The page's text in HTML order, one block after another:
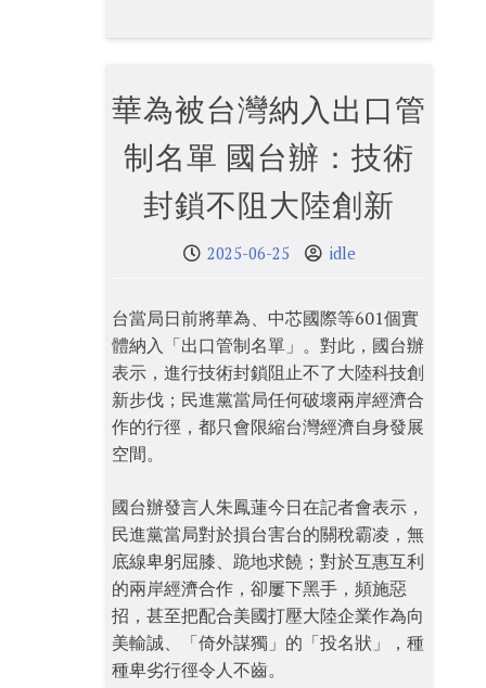
華為被台灣納入出口管
制名單 國台辦：技術
封鎖不阻大陸創新
2025-06-25 idle
台當局日前將華為、中芯國際等601個實
體納入「出口管制名單」。對此，國台辦
表示，進行技術封鎖阻止不了大陸科技創
新步伐；民進黨當局任何破壞兩岸經濟合
作的行徑，都只會限縮台灣經濟自身發展
空間。
國台辦發言人朱鳳蓮今日在記者會表示，
民進黨當局對於損台害台的關稅霸凌，無
底線卑躬屈膝、跪地求饒；對於互惠互利
的兩岸經濟合作，卻屢下黑手，頻施惡
招，甚至把配合美國打壓大陸企業作為向
美輸誠、「倚外謀獨」的「投名狀」，種
種卑劣行徑令人不齒。